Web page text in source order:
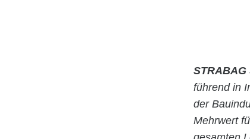
STRABAG
führend in
der
Mehrwert